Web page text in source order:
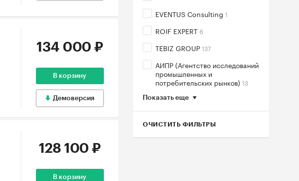
EVENTUS Consulting 1
ROIF EXPERT 6
TEBIZ GROUP 137
АИПР (Агентство исследований
промышленных и
потребительских рынков) 13
Показать еще
ОЧИСТИТЬ ФИЛЬТРЫ
134 000 ₽
В корзину
Демоверсия
128 100 ₽
В корзину